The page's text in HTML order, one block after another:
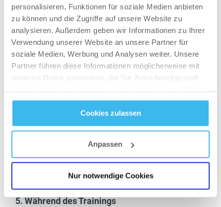
personalisieren, Funktionen für soziale Medien anbieten
zu können und die Zugriffe auf unsere Website zu
analysieren. Außerdem geben wir Informationen zu Ihrer
Verwendung unserer Website an unsere Partner für
soziale Medien, Werbung und Analysen weiter. Unsere
Partner führen diese Informationen möglicherweise mit
weiteren Daten zusammen, die Sie ihnen bereitgestellt
gesammelt haben.
Datenschutz- undCookie-Richtlinien
Cookies zulassen
Anpassen
Nur notwendige Cookies
verhindern. Dies wird auch deine Erholung nach
dem Training unterstützen. Auf diese Weise
kommt dein Shake nach dem Training nicht zu
spät, selbst wenn du mehrere Muskelgruppen
zur gleichen Zeit trainierst. Vergiss nicht, deinem
Shake BCAAs hinzuzufügen, die für deine
Workouts sind.
Creatin kann auch von Frauen eingenommen
Brennstoff für deine Muskeln. Es bringt dich auf
Touren, gibt dir Energie, Kraft sowie Ausdauer
und unterstützt das Muskelwachstum.
5. Während des Trainings